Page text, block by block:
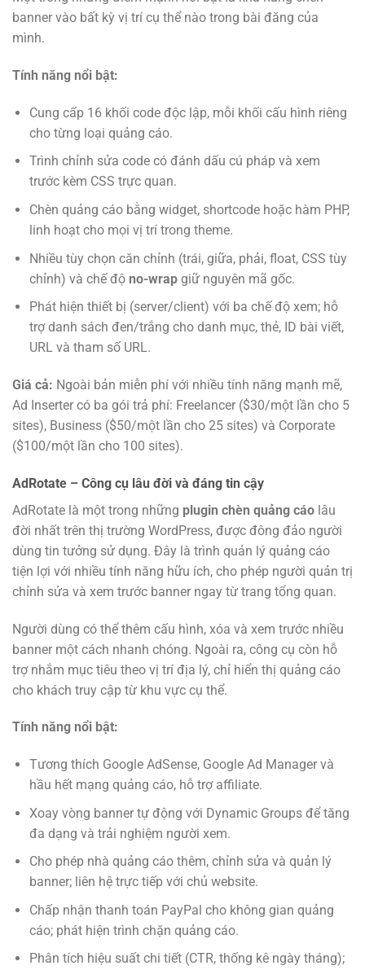
banner vào bất kỳ vị trí cụ thể nào trong bài đăng của
mình.
Tính năng nổi bật:
Cung cấp 16 khối code độc lập, mỗi khối cấu hình riêng
cho từng loại quảng cáo.
Trình chỉnh sửa code có đánh dấu cú pháp và xem
trước kèm CSS trực quan.
Chèn quảng cáo bằng widget, shortcode hoặc hàm PHP,
linh hoạt cho mọi vị trí trong theme.
Nhiều tùy chọn căn chỉnh (trái, giữa, phải, float, CSS tùy
chỉnh) và chế độ no-wrapgiữ nguyên mã gốc.
Phát hiện thiết bị (server/client) với ba chế độ xem; hỗ
trợ danh sách đen/trắng cho danh mục, thẻ, ID bài viết,
URL và tham số URL.
Giá cả: Ngoài bản miễn phí với nhiều tính năng mạnh mẽ,
Ad Inserter có ba gói trả phí: Freelancer ($30/một lần cho 5
sites), Business ($50/một lần cho 25 sites) và Corporate
($100/một lần cho 100 sites).
AdRotate – Công cụ lâu đời và đáng tin cậy
AdRotate là một trong những plugin chèn quảng cáo lâu
đời nhất trên thị trường WordPress, được đông đảo người
dùng tin tưởng sử dụng. Đây là trình quản lý quảng cáo
tiện lợi với nhiều tính năng hữu ích, cho phép người quản trị
chỉnh sửa và xem trước banner ngay từ trang tổng quan.
Người dùng có thể thêm cấu hình, xóa và xem trước nhiều
banner một cách nhanh chóng. Ngoài ra, công cụ còn hỗ
trợ nhắm mục tiêu theo vị trí địa lý, chỉ hiển thị quảng cáo
cho khách truy cập từ khu vực cụ thể.
Tính năng nổi bật:
Tương thích Google AdSense, Google Ad Manager và
hầu hết mạng quảng cáo, hỗ trợ affiliate.
Xoay vòng banner tự động với Dynamic Groups để tăng
đa dạng và trải nghiệm người xem.
Cho phép nhà quảng cáo thêm, chỉnh sửa và quản lý
banner; liên hệ trực tiếp với chủ website.
Chấp nhận thanh toán PayPal cho không gian quảng
cáo; phát hiện trình chặn quảng cáo.
Phân tích hiệu suất chi tiết (CTR, thống kê ngày tháng);